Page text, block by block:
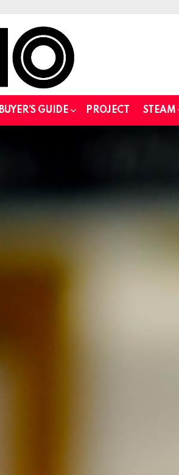
BUYER’S GUIDE PROJECT STEAM